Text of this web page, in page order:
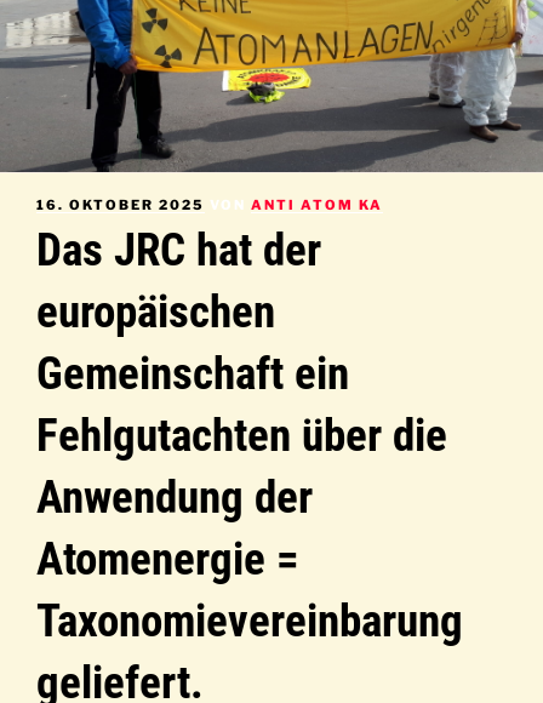
VERÖFFENTLICHT
16. OKTOBER 2025 VON ANTI ATOM KA
Das JRC hat der
europäischen
Gemeinschaft ein
Fehlgutachten über die
Anwendung der
Atomenergie =
Taxonomievereinbarung
geliefert.